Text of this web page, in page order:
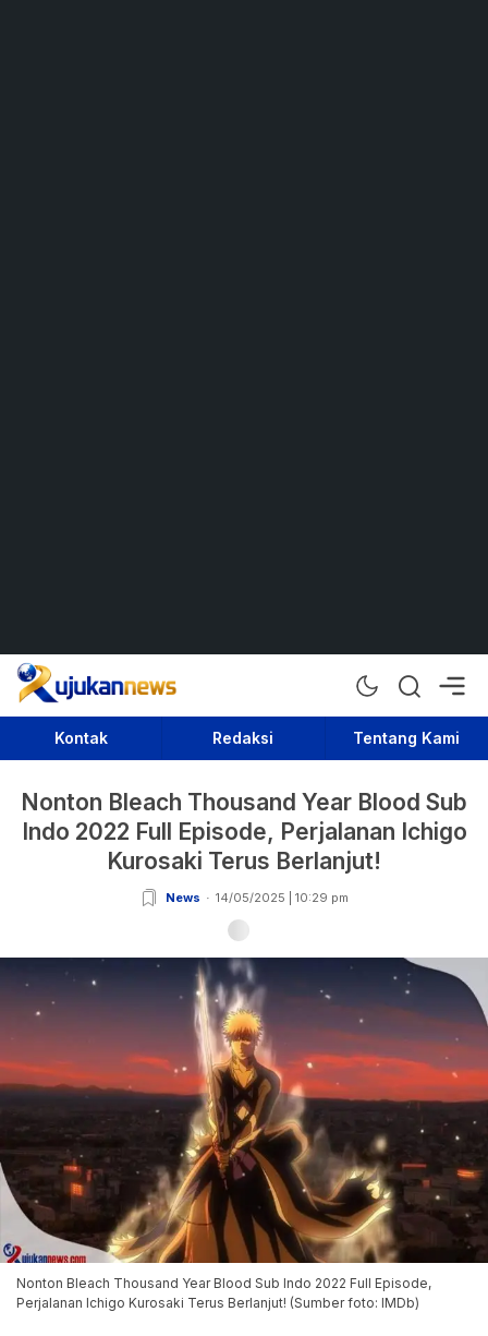
Rujukan News
Satu Rujukan Sejuta Informasi
Kontak Redaksi Tentang Kami
Nonton Bleach Thousand Year Blood Sub
Indo 2022 Full Episode, Perjalanan Ichigo
Kurosaki Terus Berlanjut!
News 14/05/2025 | 10:29 pm
Nonton Bleach Thousand Year Blood Sub Indo 2022 Full Episode,
Perjalanan Ichigo Kurosaki Terus Berlanjut! (Sumber foto: IMDb)